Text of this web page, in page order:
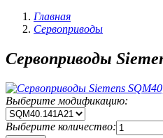
Главная
Сервоприводы
Сервоприводы
Выберите модификацию:
Выберите количество: